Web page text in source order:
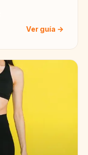
Ver guía →